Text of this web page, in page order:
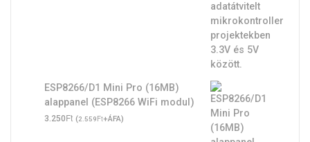
ESP8266/D1 Mini Pro (16MB)
alappanel (ESP8266 WiFi modul)
3.250Ft (2.559Ft+ÁFA)